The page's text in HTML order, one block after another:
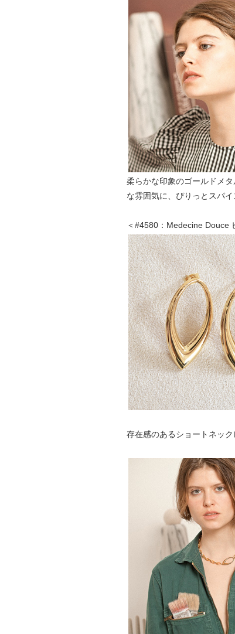
柔らかな印象のゴールドメ
な雰囲気に、ぴりっとスパイ
＜#4580：Medecine Douce
存在感のあるショートネッ